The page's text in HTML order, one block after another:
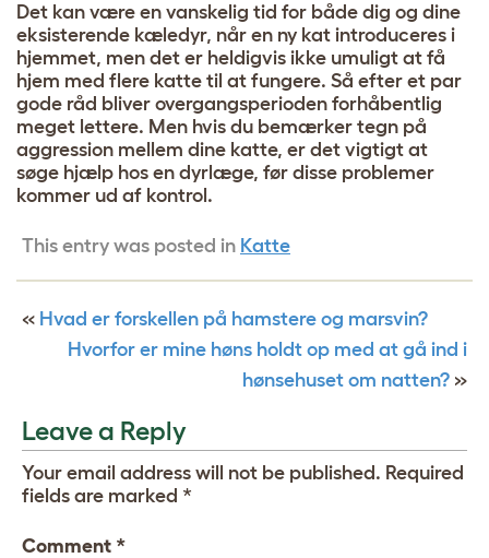
Det kan være en vanskelig tid for både dig og dine
eksisterende kæledyr, når en ny kat introduceres i
hjemmet, men det er heldigvis ikke umuligt at få
hjem med flere katte til at fungere. Så efter et par
gode råd bliver overgangsperioden forhåbentlig
meget lettere. Men hvis du bemærker tegn på
aggression mellem dine katte, er det vigtigt at
søge hjælp hos en dyrlæge, før disse problemer
kommer ud af kontrol.
This entry was posted in Katte
« Hvad er forskellen på hamstere og marsvin?
Hvorfor er mine høns holdt op med at gå ind i
hønsehuset om natten? »
Leave a Reply
Your email address will not be published. Required
fields are marked *
Comment *